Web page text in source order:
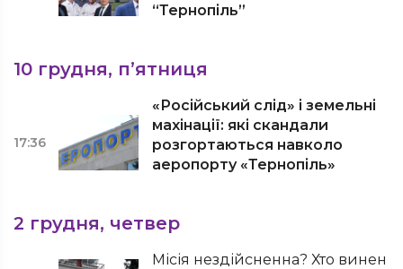
“Тернопіль”
10 грудня, п’ятниця
17:36
«Російський слід» і земельні
махінації: які скандали
розгортаються навколо
аеропорту «Тернопіль»
2 грудня, четвер
Місія нездійсненна? Хто винен